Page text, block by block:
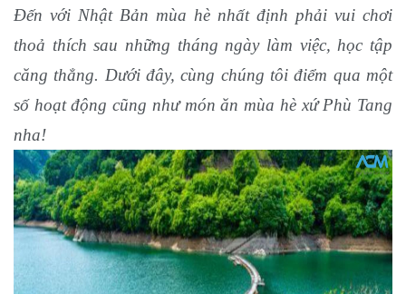
Đến với Nhật Bản mùa hè nhất định phải vui chơi
thoả thích sau những tháng ngày làm việc, học tập
căng thẳng. Dưới đây, cùng chúng tôi điểm qua một
số hoạt động cũng như món ăn mùa hè xứ Phù Tang
nha!